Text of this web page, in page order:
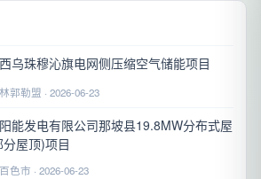
乌珠穆沁旗电网侧压缩空气储能项目
郭勒盟 · 2026-06-23
能发电有限公司那坡县19.8MW分布式屋
屋顶)项目
色市 · 2026-06-23